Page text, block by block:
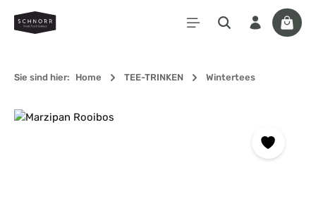
Zum Hauptinhalt springen
Sie sind hier: Home TEE-TRINKEN Wintertees
Bildergalerie überspringen